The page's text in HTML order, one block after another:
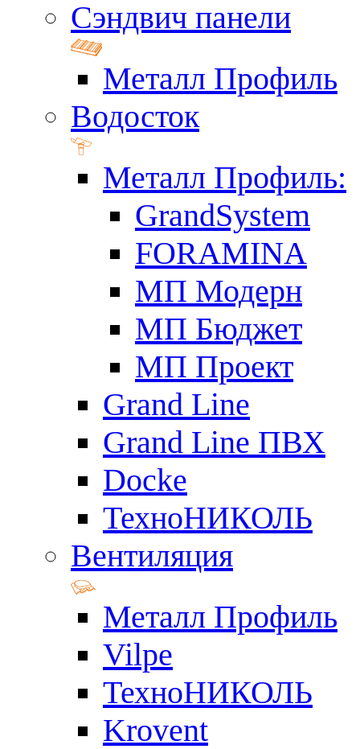
Сэндвич панели
Металл Профиль
Водосток
Металл Профиль:
GrandSystem
FORAMINA
МП Модерн
МП Бюджет
МП Проект
Grand Line
Grand Line ПВХ
Docke
ТехноНИКОЛЬ
Вентиляция
Металл Профиль
Vilpe
ТехноНИКОЛЬ
Krovent